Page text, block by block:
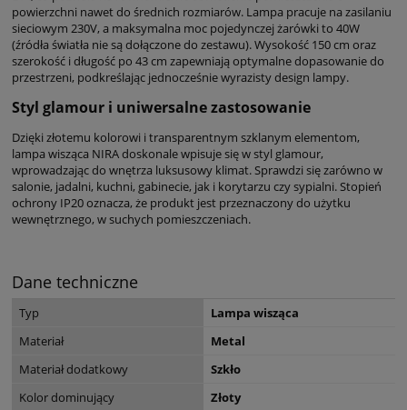
powierzchni nawet do średnich rozmiarów. Lampa pracuje na zasilaniu
sieciowym 230V, a maksymalna moc pojedynczej żarówki to 40W
(źródła światła nie są dołączone do zestawu). Wysokość 150 cm oraz
szerokość i długość po 43 cm zapewniają optymalne dopasowanie do
przestrzeni, podkreślając jednocześnie wyrazisty design lampy.
Styl glamour i uniwersalne zastosowanie
Dzięki złotemu kolorowi i transparentnym szklanym elementom,
lampa wisząca NIRA doskonale wpisuje się w styl glamour,
wprowadzając do wnętrza luksusowy klimat. Sprawdzi się zarówno w
salonie, jadalni, kuchni, gabinecie, jak i korytarzu czy sypialni. Stopień
ochrony IP20 oznacza, że produkt jest przeznaczony do użytku
wewnętrznego, w suchych pomieszczeniach.
Dane techniczne
Typ
Lampa wisząca
Materiał
Metal
Materiał dodatkowy
Szkło
Kolor dominujący
Złoty